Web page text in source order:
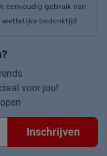
eenvoudig gebruik van
wettelijke bedenktijd
voor jou!
Inschrijven